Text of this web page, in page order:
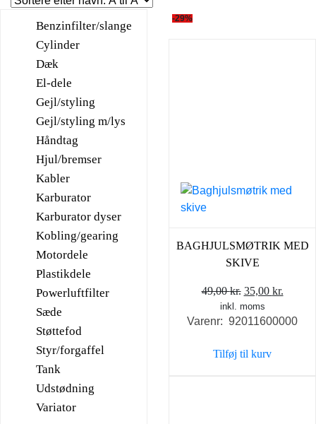
Benzinfilter/slange
Cylinder
Dæk
El-dele
Gejl/styling
Gejl/styling m/lys
Håndtag
Hjul/bremser
Kabler
Karburator
Karburator dyser
Kobling/gearing
Motordele
Plastikdele
Powerluftfilter
Sæde
Støttefod
Styr/forgaffel
Tank
Udstødning
Variator
-29%
BAGHJULSMØTRIK MED
SKIVE
49,00kr. Den
oprindelige
pris
49,00 kr..
35,00 kr.
pris
inkl. moms
Varenr: 92011600000
Tilføj til kurv